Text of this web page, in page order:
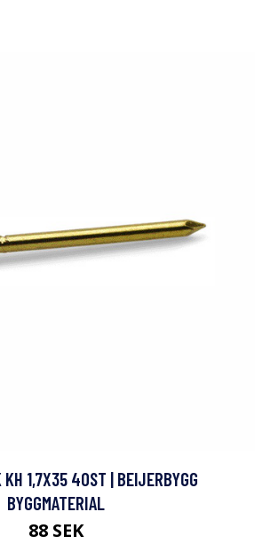
KH 1,7X35 40ST | BEIJERBYGG
BYGGMATERIAL
88 SEK